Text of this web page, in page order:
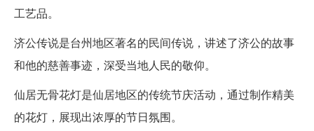
工艺品。
济公传说是台州地区著名的民间传说，讲述了济公的故事
和他的慈善事迹，深受当地人民的敬仰。
仙居无骨花灯是仙居地区的传统节庆活动，通过制作精美
的花灯，展现出浓厚的节日氛围。